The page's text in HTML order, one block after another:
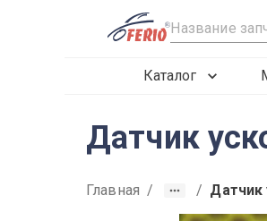
R
Каталог
Датчик
Главная / / Датчик